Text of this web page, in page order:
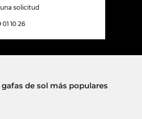
solicitud
01 10 26
de sol más populares